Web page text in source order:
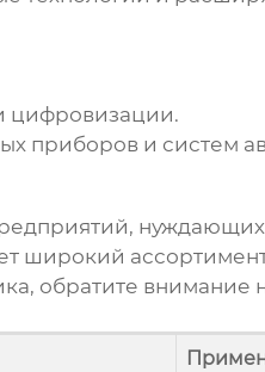
цифровизации.
приборов и систем
широкий
обратите внимание